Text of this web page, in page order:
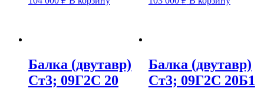
Балка (двутавр)
Ст3; 09Г2С 20
Балка (двутавр)
Ст3; 09Г2С 20Б1